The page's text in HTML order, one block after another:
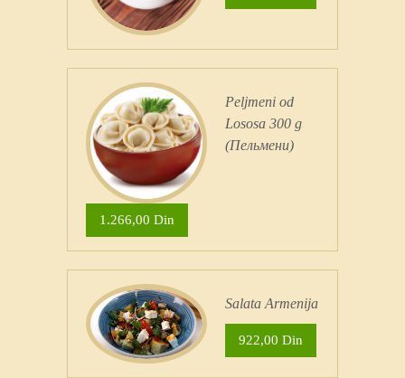
Peljmeni od
Lososa 300 g
(Пельмени)
1.266,00 Din
Salata Armenija
922,00 Din